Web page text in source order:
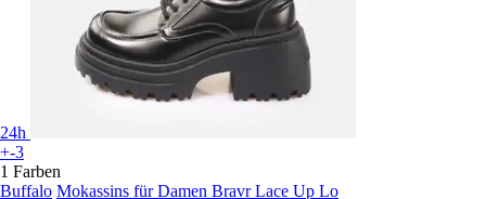
24h
+-3
1 Farben
Buffalo Mokassins für Damen Bravr Lace Up Lo